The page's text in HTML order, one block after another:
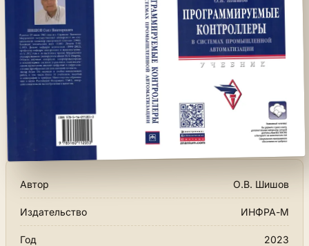
Автор О.В. Шишов
Издательство ИНФРА-М
Год 2023